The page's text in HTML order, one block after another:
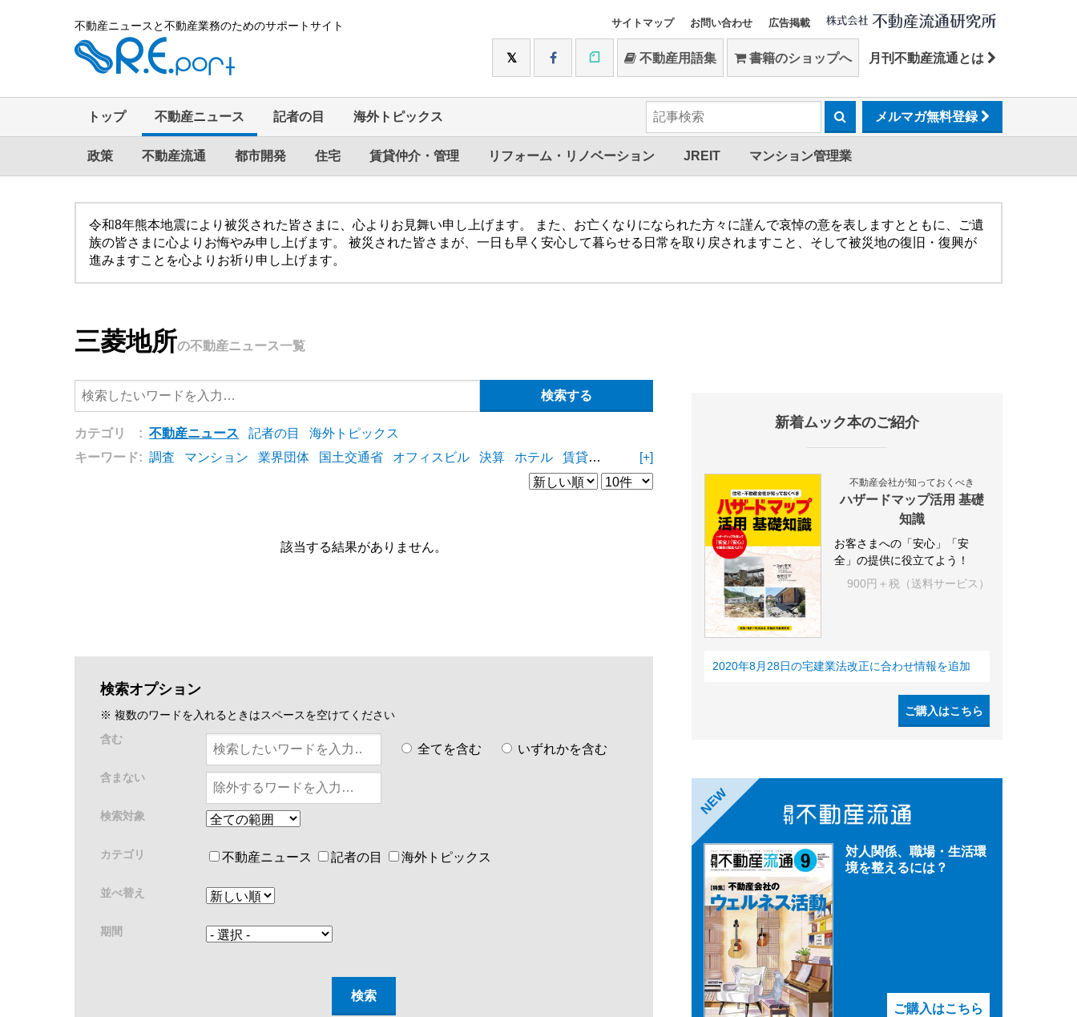
不動産ニュースと不動産業務のためのサポートサイト サイトマップ お問い合わせ 広告掲載
不動産用語集 書籍のショップへ 月刊不動産流通とは
トップ 不動産ニュース 記者の目 海外トピックス メルマガ無料登録
政策 不動産流通 都市開発 住宅 賃貸仲介・管理 リフォーム・リノベーション JREIT マンション管理業
令和8年熊本地震により被災された皆さまに、心よりお見舞い申し上げます。 また、お亡くなりになられた方々に謹んで哀悼の意を表しますとともに、ご遺
族の皆さまに心よりお悔やみ申し上げます。 被災された皆さまが、一日も早く安心して暮らせる日常を取り戻されますこと、そして被災地の復旧・復興が
進みますことを心よりお祈り申し上げます。
三菱地所の不動産ニュース一覧
カテゴリ : 不動産ニュース 記者の目
海外トピックス
キーワード: 調査 マンション 業界団体 国土交通省 オフィスビル 決算 ホテル 賃貸住宅 物流施設
[+]
該当する結果がありません。
検索オプション
※ 複数のワードを入れるときはスペースを空けてください
含む
全てを含む いずれかを含む
含まない
検索対象
カテゴリ 不動産ニュース 記者の目 海外トピックス
並べ替え
期間
新着ムック本のご紹介
不動産会社が知っておくべき
ハザードマップ活用 基礎
知識
お客さまへの「安心」「安
全」の提供に役立てよう！
900円＋税（送料サービス）
2020年8月28日の宅建業法改正に合わせ情報を追加
ご購入はこちら
NEW
対人関係、職場・生活環
境を整えるには？
ご購入はこちら